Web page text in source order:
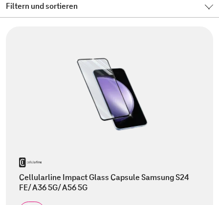
Filtern und sortieren
Cellularline Impact Glass Capsule Samsung S24
FE/ A36 5G/ A56 5G